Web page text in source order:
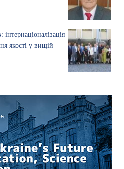
якості у вищій